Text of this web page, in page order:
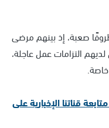
صعبة، إذ بينهم مرضى
التزامات عمل عاجلة،
"عرب 48" يُمكنك متابعة قناتنا الإخبارية على